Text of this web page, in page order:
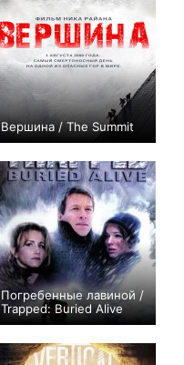
Вершина / The Summit
0
Погребенные лавиной /
Trapped: Buried Alive
+2